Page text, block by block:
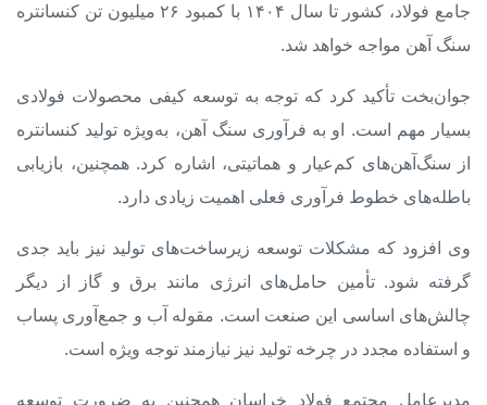
جامع فولاد، کشور تا سال ۱۴۰۴ با کمبود ۲۶ میلیون تن کنسانتره
سنگ آهن مواجه خواهد شد.
جوان‌بخت تأکید کرد که توجه به توسعه کیفی محصولات فولادی
بسیار مهم است. او به فرآوری سنگ آهن، به‌ویژه تولید کنسانتره
از سنگ‌آهن‌های کم‌عیار و هماتیتی، اشاره کرد. همچنین، بازیابی
باطله‌های خطوط فرآوری فعلی اهمیت زیادی دارد.
وی افزود که مشکلات توسعه زیرساخت‌های تولید نیز باید جدی
گرفته شود. تأمین حامل‌های انرژی مانند برق و گاز از دیگر
چالش‌های اساسی این صنعت است. مقوله آب و جمع‌آوری پساب
و استفاده مجدد در چرخه تولید نیز نیازمند توجه ویژه است.
مدیرعامل مجتمع فولاد خراسان همچنین به ضرورت توسعه